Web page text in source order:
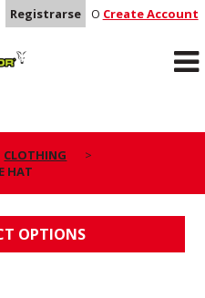
Registrarse O Create Account
CLOTHING
HAT
OPTIONS